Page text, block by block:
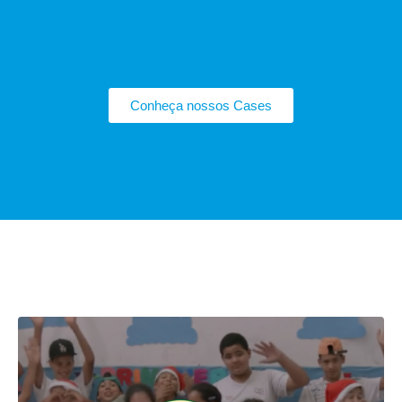
Conheça nossos Cases
ECORODOVIAS: PAPAI NOEL EXISTE